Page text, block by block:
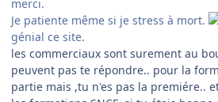
merci.
Je patiente même si je stress à mort.
génial ce site.
les commerciaux sont surement au
peuvent pas te répondre.. pour la
partie mais ,tu n'es pas la premiére..